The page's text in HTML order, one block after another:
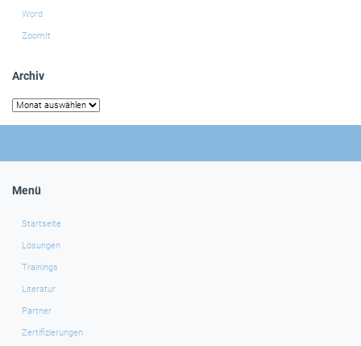
Word
ZoomIt
Archiv
Archiv
Menü
Startseite
Lösungen
Trainings
Literatur
Partner
Zertifizierungen